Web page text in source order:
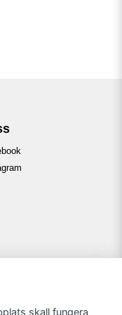
skall fungera